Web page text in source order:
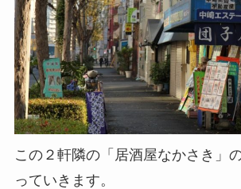
この２軒隣の「居酒屋なかさき」
っていきます。